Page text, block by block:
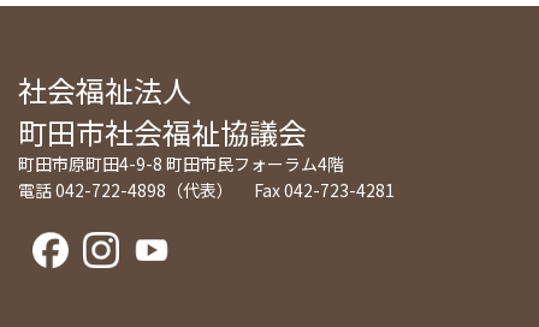
社会福祉法人
町田市社会福祉協議会
町田市原町田4-9-8 町田市民フォーラム4階
電話 042-722-4898（代表） Fax 042-723-4281